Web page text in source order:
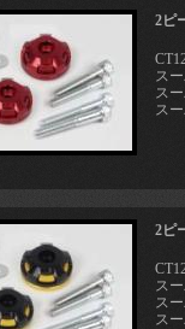
2ピ
ス
ス
ス
2ピ
ス
ス
ス